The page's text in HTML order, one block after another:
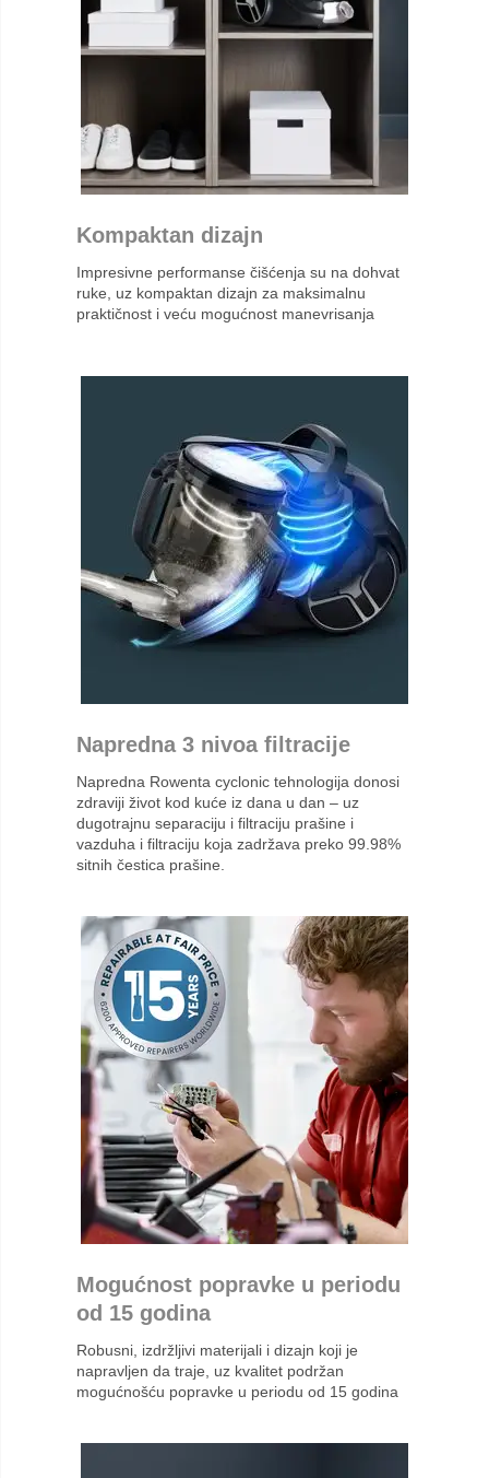
Kompaktan dizajn
Impresivne performanse čišćenja su na dohvat
ruke, uz kompaktan dizajn za maksimalnu
praktičnost i veću mogućnost manevrisanja
Napredna 3 nivoa filtracije
Napredna Rowenta cyclonic tehnologija donosi
zdraviji život kod kuće iz dana u dan – uz
dugotrajnu separaciju i filtraciju prašine i
vazduha i filtraciju koja zadržava preko 99.98%
sitnih čestica prašine.
Mogućnost popravke u periodu
od 15 godina
Robusni, izdržljivi materijali i dizajn koji je
napravljen da traje, uz kvalitet podržan
mogućnošću popravke u periodu od 15 godina